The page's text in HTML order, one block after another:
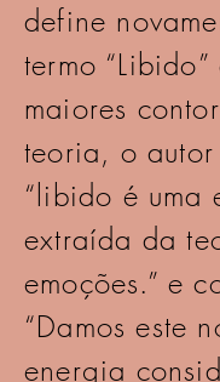
define
termo
maiores
teoria, o autor
“libido é uma
extraída da
emoções.” e
“Damos este
energia